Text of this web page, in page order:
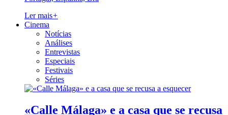
Ler mais+
Cinema
Notícias
Análises
Entrevistas
Especiais
Festivais
Séries
«Calle Málaga» e a casa que se recusa